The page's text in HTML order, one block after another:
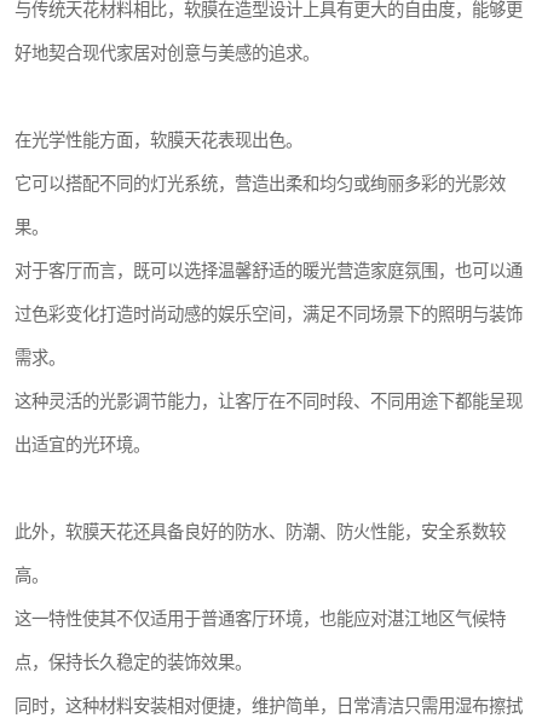
与传统天花材料相比，软膜在造型设计上具有更大的自由度，能够更
好地契合现代家居对创意与美感的追求。
在光学性能方面，软膜天花表现出色。
它可以搭配不同的灯光系统，营造出柔和均匀或绚丽多彩的光影效
果。
对于客厅而言，既可以选择温馨舒适的暖光营造家庭氛围，也可以通
过色彩变化打造时尚动感的娱乐空间，满足不同场景下的照明与装饰
需求。
这种灵活的光影调节能力，让客厅在不同时段、不同用途下都能呈现
出适宜的光环境。
此外，软膜天花还具备良好的防水、防潮、防火性能，安全系数较
高。
这一特性使其不仅适用于普通客厅环境，也能应对湛江地区气候特
点，保持长久稳定的装饰效果。
同时，这种材料安装相对便捷，维护简单，日常清洁只需用湿布擦拭